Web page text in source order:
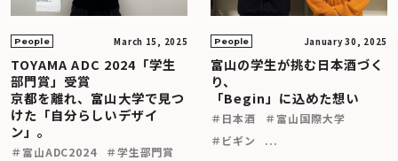
People March 15, 2025
TOYAMA ADC 2024「学生
部門賞」受賞
京都を離れ、富山大学で見つ
けた「自分らしいデザイ
ン」。
＃富山ADC2024
＃学生部門賞
People January 30, 2025
富山の学生が挑む日本酒づく
り、
「Begin」に込めた想い
＃日本酒
＃富山国際大学
＃ビギン
...